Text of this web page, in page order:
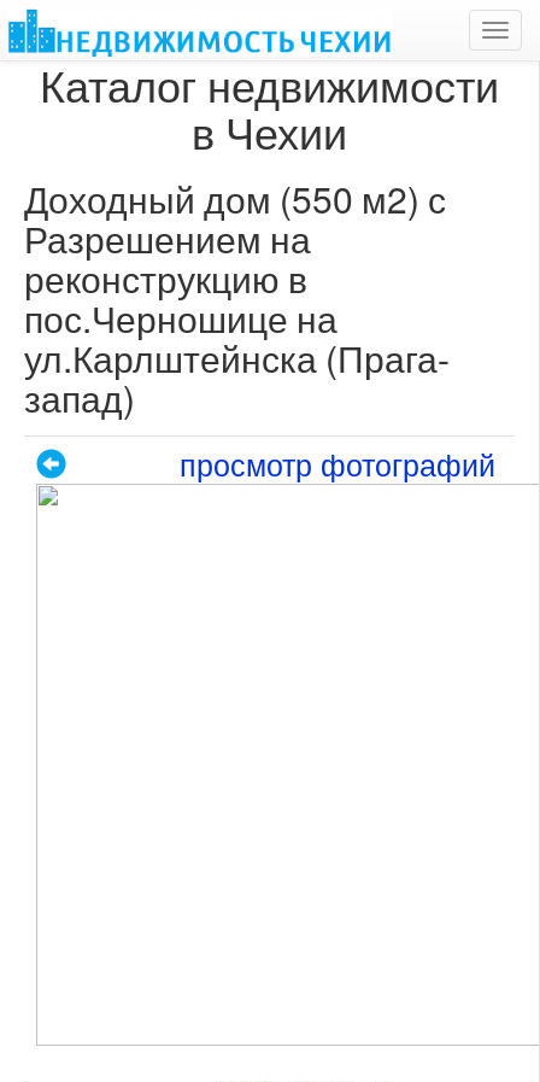
Каталог недвижимости
в Чехии
Доходный дом (550 м2) с
Разрешением на
реконструкцию в
пос.Черношице на
ул.Карлштейнска (Прага-
запад)
просмотр фотографий